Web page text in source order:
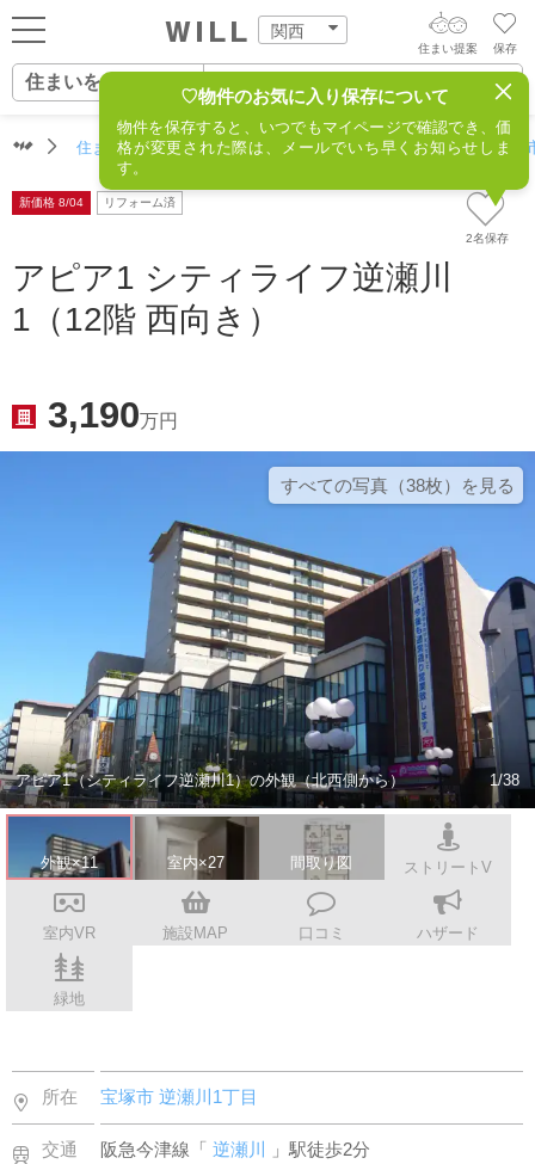
関西
ログイン
新規会員登録
住まいを売る
町を知る
保存
住まい提案
住まいをさがす
住まいをさがす
自宅の相場をみる
住まい事例をさが
す
街・施設をさがす
AIウィルくんの提案
AI住まい提案を受ける
不動産エージェントの提案
相場データを依頼する
住まいをさがす（関西） 住所からさがす 不動産(宝塚
♡物件のお気に入り保存について
物件を保存すると、いつでもマイページで確認でき、価
格が変更された際は、メールでいち早くお知らせしま
す。
2名保存
新価格 8/04 リフォーム済
アピア1 シティライフ逆瀬川
1（12階 西向き）
3,190万円
すべての写真（38枚）を⾒る
アピア1（シティライフ逆瀬川1）の外観（北西側から） 1/38
外観×11 室内×27 間取り図 ストリートV
室内VR 施設MAP 口コミ ハザード
緑地
所在 宝塚市逆瀬川1丁目
交通 阪急今津線「逆瀬川 」駅徒歩2分